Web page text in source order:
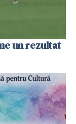
un rezultat